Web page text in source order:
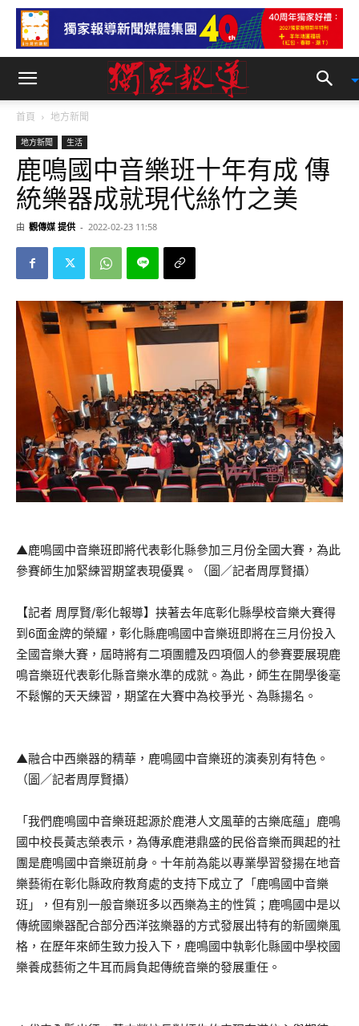
首頁 地方新聞
地方新聞 生活
鹿鳴國中音樂班十年有成 傳
統樂器成就現代絲竹之美
由 觀傳媒 提供 - 2022-02-23 11:58
▲鹿鳴國中音樂班即將代表彰化縣參加三月份全國大賽，為此
參賽師生加緊練習期望表現優異。（圖／記者周厚賢攝）
【記者 周厚賢/彰化報導】挟著去年底彰化縣學校音樂大賽得
到6面金牌的榮耀，彰化縣鹿鳴國中音樂班即將在三月份投入
全國音樂大賽，屆時將有二項團體及四項個人的參賽要展現鹿
鳴音樂班代表彰化縣音樂水準的成就。為此，師生在開學後毫
不鬆懈的天天練習，期望在大賽中為校爭光、為縣揚名。
▲融合中西樂器的精華，鹿鳴國中音樂班的演奏別有特色。
（圖／記者周厚賢攝）
「我們鹿鳴國中音樂班起源於鹿港人文風華的古樂底蘊」鹿鳴
國中校長黃志榮表示，為傳承鹿港鼎盛的民俗音樂而興起的社
團是鹿鳴國中音樂班前身。十年前為能以專業學習發揚在地音
樂藝術在彰化縣政府教育處的支持下成立了「鹿鳴國中音樂
班」，但有別一般音樂班多以西樂為主的性質；鹿鳴國中是以
傳統國樂器配合部分西洋弦樂器的方式發展出特有的新國樂風
格，在歷年來師生致力投入下，鹿鳴國中執彰化縣國中學校國
樂養成藝術之牛耳而肩負起傳統音樂的發展重任。